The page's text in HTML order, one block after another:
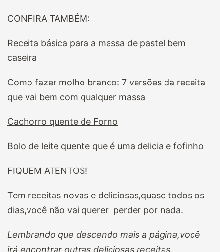
CONFIRA TAMBÉM:
Receita básica para a massa de pastel bem
caseira
Como fazer molho branco: 7 versões da receita
que vai bem com qualquer massa
Cachorro quente de Forno
Bolo de leite quente que é uma delicia e fofinho
FIQUEM ATENTOS!
Tem receitas novas e deliciosas,quase todos os
dias,você não vai querer perder por nada.
Lembrando que descendo mais a página,você
irá encontrar outras deliciosas receitas.